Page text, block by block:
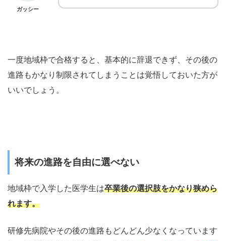
ガッシー
一度地域枠で合格すると、基本的に辞退できず、その後の
進路もかなり制限されてしまうことは覚悟しておいた方が
いいでしょう。
将来の進路を自由に選べない
地域枠で入学した医学生は卒業後の選択肢をかなり狭めら
れます。
研修先病院やその後の進路もどんどん少なくなっています